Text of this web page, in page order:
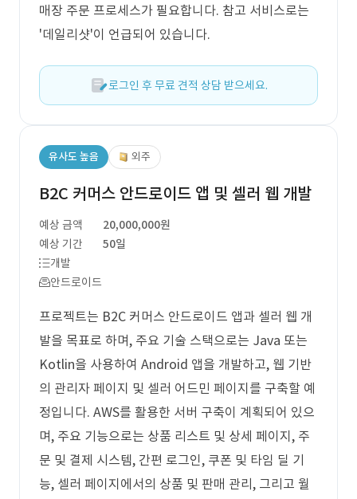
매장 주문 프로세스가 필요합니다. 참고 서비스로는
'데일리샷'이 언급되어 있습니다.
로그인 후 무료 견적 상담 받으세요.
유사도 높음 외주
B2C 커머스 안드로이드 앱 및 셀러 웹 개발
예상 금액
20,000,000원
예상 기간
50일
개발
안드로이드
프로젝트는 B2C 커머스 안드로이드 앱과 셀러 웹 개
발을 목표로 하며, 주요 기술 스택으로는 Java 또는
Kotlin을 사용하여 Android 앱을 개발하고, 웹 기반
의 관리자 페이지 및 셀러 어드민 페이지를 구축할 예
정입니다. AWS를 활용한 서버 구축이 계획되어 있으
며, 주요 기능으로는 상품 리스트 및 상세 페이지, 주
문 및 결제 시스템, 간편 로그인, 쿠폰 및 타임 딜 기
능, 셀러 페이지에서의 상품 및 판매 관리, 그리고 월